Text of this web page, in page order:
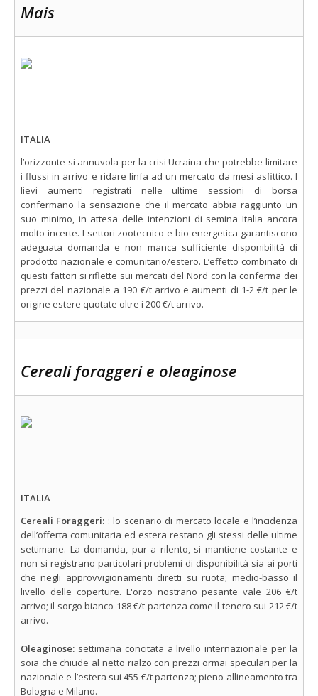
Mais
ITALIA
l’orizzonte si annuvola per la crisi Ucraina che potrebbe limitare
i flussi in arrivo e ridare linfa ad un mercato da mesi asfittico. I
lievi aumenti registrati nelle ultime sessioni di borsa
confermano la sensazione che il mercato abbia raggiunto un
suo minimo, in attesa delle intenzioni di semina Italia ancora
molto incerte. I settori zootecnico e bio-energetica garantiscono
adeguata domanda e non manca sufficiente disponibilità di
prodotto nazionale e comunitario/estero. L’effetto combinato di
questi fattori si riflette sui mercati del Nord con la conferma dei
prezzi del nazionale a 190 €/t arrivo e aumenti di 1-2 €/t per le
origine estere quotate oltre i 200 €/t arrivo.
Cereali foraggeri e oleaginose
ITALIA
Cereali Foraggeri: : lo scenario di mercato locale e l’incidenza
dell’offerta comunitaria ed estera restano gli stessi delle ultime
settimane. La domanda, pur a rilento, si mantiene costante e
non si registrano particolari problemi di disponibilità sia ai porti
che negli approvvigionamenti diretti su ruota; medio-basso il
livello delle coperture. L'orzo nostrano pesante vale 206 €/t
arrivo; il sorgo bianco 188 €/t partenza come il tenero sui 212 €/t
arrivo.
Oleaginose: settimana concitata a livello internazionale per la
soia che chiude al netto rialzo con prezzi ormai speculari per la
nazionale e l’estera sui 455 €/t partenza; pieno allineamento tra
Bologna e Milano.